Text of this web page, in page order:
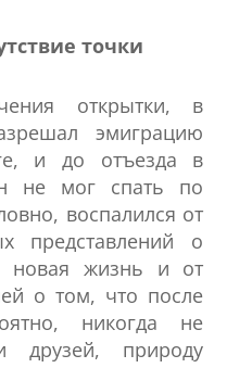
точки
открытки, в
эмиграцию
и до отъезда в
не мог спать по
воспалился от
представлений о
новая жизнь и от
о том, что после
никогда не
друзей, природу